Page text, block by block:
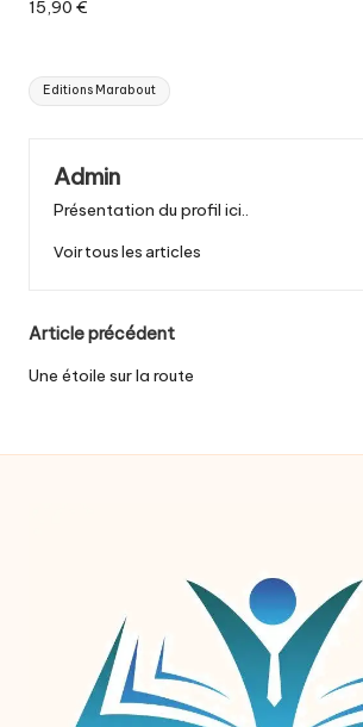
15,90 €
Tags:
Editions Marabout
Admin
Présentation du profil ici..
Voir tous les articles
Post
navigation
Article précédent
Une étoile sur la route